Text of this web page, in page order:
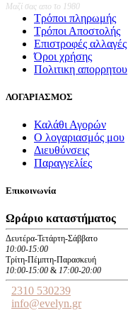
Μαζί σας απο το 1980
Τρόποι πληρωμής
Τρόποι Αποστολής
Επιστροφές αλλαγές
Όροι χρήσης
Πολιτικη απορρητου
ΛΟΓΑΡΙΑΣΜΟΣ
Καλάθι Αγορών
Ο λογαριασμός μου
Διευθύνσεις
Παραγγελίες
Επικοινωνία
Ωράριο καταστήματος
Δευτέρα-Τετάρτη-Σάββατο
10:00-15:00
Τρίτη-Πέμπτη-Παρασκευή
10:00-15:00 & 17:00-20:00
2310 530239
info@evelyn.gr